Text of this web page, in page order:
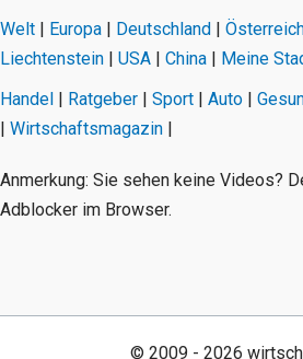
Welt | Europa | Deutschland |
Liechtenstein | USA | China | Meine
Handel | Ratgeber | Sport | Auto |
| Wirtschaftsmagazin |
Anmerkung: Sie sehen keine Videos?
Adblocker im Browser.
© 2009 - 2026